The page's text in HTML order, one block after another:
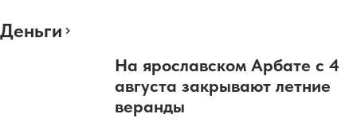
Деньги
На ярославском Арбате с 4
августа закрывают летние
веранды